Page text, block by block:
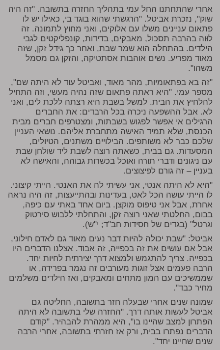
אחרי שהתחתנו החל עמי בתהליך החזרה בתשובה. "זה היה
שוק", נזכרת אביטל. "הרגשתי שהוא בוגד בי, כאילו יש לו
פתאום עניינים משלו עם אלוקים, ואני מחוץ לתמונה. זה
לוּוה בהרבה תסכול, מאבקים, בדידות, קונפליקטים לגבי
הילדים. בהתחלה הוא שמר שבת, ואחר כך גידל זקן, שזה
מאוד מפריע. נשים אוהבות אסתטיקה, והזקן גם מסמל
משהו".
"זה בא בפתאומיות, מהר מאוד, ואביטל עוד לא היתה שם",
מספר עמי. "היא ראתה פתאום שזה נהיה מעשי, וזה התחיל
להלחיץ את הבית. למשל בשבת היא רצתה ללכת לים, ואני
לא. אבל ההשפעה ניכרה בכל הרבדים: את החברים
הרגילים אי אפשר לפגוש בשבתות, ומצטרפים חברים מבית
הכנסת, שלא תמיד האישה מתחברת אליהם. נושאי העניין
שלכם כבר לא משותפים. הבילויים משתנים, הטיולים,
המסעדות. גם בבית, כשאתה רוצה לשבת ליד שולחן שבת
עם ניגונים ודברי תורה ואוכל בכשרות גבוהה, והאישה לא
בעניין – זה גורם לפיצוצים.
"היא לא היתה אנטי, אני עשיתי לה את האנטי. הייתי קיצוני.
לו הייתי עושה הכל לאט, בעדינות ובהתייעצות, זה היה נראה
אחרת, אבל אני טיפוס מוקצן. ביום אחד באתי עם כיפה,
בבום, החלטתי שאני רוצה זקן, והתחלתי ללבוש סירטוק
וגרטל" (בגדים של חסידות חב"ד; י"ש).
אביטל: "שבת יכולה להיות דבר נעים מאוד גם לאדם חילוני,
אבל אם עושים את זה בכפייה, זה אבוד. אצלנו הדברים היו
בכפייה. צריך להתגמש ולמצוא דרך יצירתית לחיות יחד.
הרבה פעמים אצל זוגות מעורבים זה נגמר בפרידה, או
שממשיכים עם המון מתחים ומאבקים, ואז הילדים משלמים
מחיר כבד".
שמונה שנים אחרי שבעלה חזר בתשובה, החליטה גם
אביטל לעשות אותה דרך. "החזרה שלי בתשובה לא היתה
הפתרון למצב שהיינו בו", היא ממהרת להבהיר. "קודם
הדברים נפתרו בבית, ורק אז חזרתי בתשובה, אחרי הרבה
שנים שחיינו יחד".